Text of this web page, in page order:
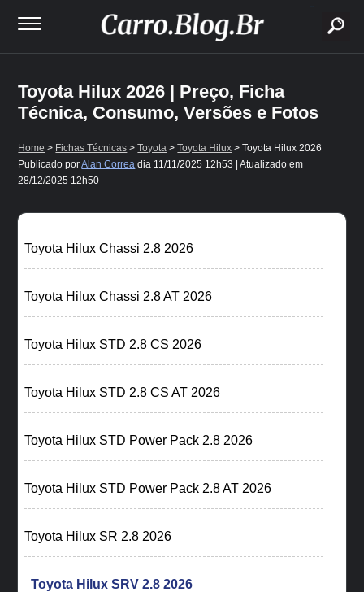
Toyota Hilux 2026 | Preço, Ficha
Técnica, Consumo, Versões e Fotos
Home > Fichas Técnicas >Toyota >Toyota Hilux > Toyota Hilux 2026
Publicado porAlan Correa dia 11/11/2025 12h53
| Atualizado em
28/12/2025 12h50
Toyota Hilux Chassi 2.8 2026
Toyota Hilux Chassi 2.8 AT 2026
Toyota Hilux STD 2.8 CS 2026
Toyota Hilux STD 2.8 CS AT 2026
Toyota Hilux STD Power Pack 2.8 2026
Toyota Hilux STD Power Pack 2.8 AT 2026
Toyota Hilux SR 2.8 2026
Toyota Hilux SRV 2.8 2026